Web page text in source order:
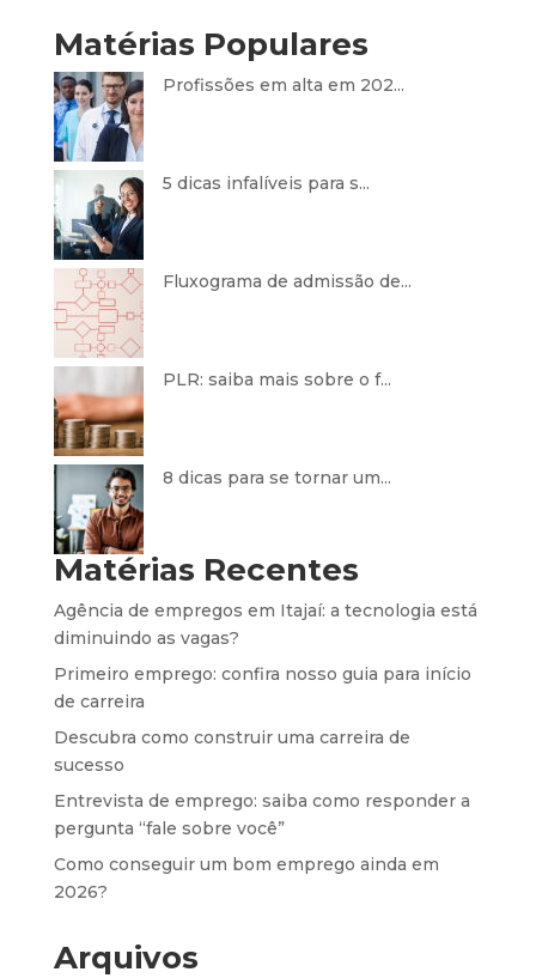
Matérias Populares
Profissões em alta em 202...
5 dicas infalíveis para s...
Fluxograma de admissão de...
PLR: saiba mais sobre o f...
8 dicas para se tornar um...
Matérias Recentes
Agência de empregos em Itajaí: a tecnologia está
diminuindo as vagas?
Primeiro emprego: confira nosso guia para início
de carreira
Descubra como construir uma carreira de
sucesso
Entrevista de emprego: saiba como responder a
pergunta “fale sobre você”
Como conseguir um bom emprego ainda em
2026?
Arquivos